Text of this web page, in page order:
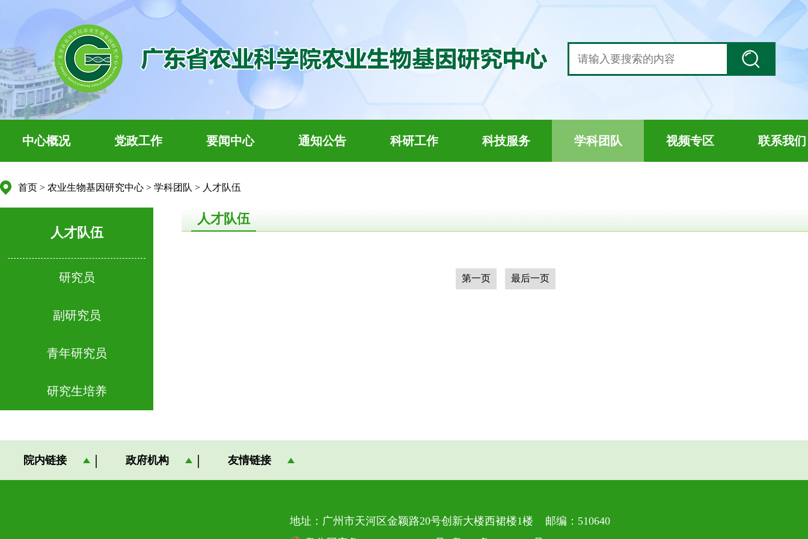
中心概况 党政工作 要闻中心 通知公告 科研工作 科技服务 学科团队 视频专区 联系我们
首页 > 农业生物基因研究中心 > 学科团队 > 人才队伍
人才队伍
研究员
副研究员
青年研究员
研究生培养
人才队伍
第一页 最后一页
院内链接 政府机构 友情链接
地址：广州市天河区金颖路20号创新大楼西裙楼1楼 邮编：510640